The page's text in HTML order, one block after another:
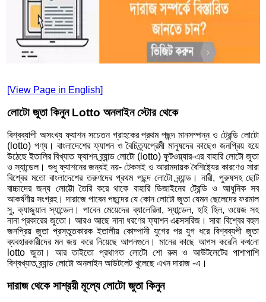
[View Page in English]
লোটো জুতা কিনুন Lotto অনলাইন স্টোর থেকে
বিশ্বব্যাপী অসংখ্য ফ্যাশন সচেতন গ্রাহকের প্রথম পছন্দ মানসম্পন্ন ও ট্রেন্ডি লোটো
(lotto) পণ্য। বাংলাদেশের ফ্যাশন ও বৈচিত্র্যপ্রেমী মানুষদের কাছেও জনপ্রিয় হয়ে
উঠেছে ইতালির বিখ্যাত ফ্যাশন ব্র্যান্ড লোটো (lotto) ফুটওয়্যার-এর বাহারি লোটো জুতা
ও স্যান্ডেল। শুধু ফ্যাশনের জন্যই নয়- টেকসই ও আরামদায়ক বৈশিষ্ট্যের কারণেও সারা
বিশ্বের মতো বাংলাদেশের তরুণদের প্রথম পছন্দ লোটো ব্র্যান্ড। নারী, পুরুষসহ ছোট
বাচ্চাদের জন্য লোট্টো তৈরি করে থাকে বাহারি ডিজাইনের ট্রেন্ডি ও আধুনিক সব
আকর্ষণীয় সংগ্রহ। দারাজে পাবেন পছন্দের যে কোন লোটো জুতা যেমন ছেলেদের ফরমাল
সু, ক্যাজুয়াল স্যান্ডেল। পাবেন মেয়েদের ব্যালেরিনা, স্যান্ডেল, হাই হিল, ওয়েজ সহ
নানা প্রকারের জুতো। আরও আছে নানা ধরণের ফ্যাশন এক্সেসরিজ। সারা বিশ্বের বহুল
জনপ্রিয় জুতা প্রস্তুতকারক ইতালীয় কোম্পানী যুগের পর যুগ ধরে বিশ্বব্যপী জুতা
ব্যবহারকারীদের মন জয় করে নিয়েছে আপনগুনে। মানের কাছে আপস করেনি কখনো
lotto জুতা। আর তাইতো প্রথাগত লোটো শো রুম ও আউটলেটের পাশাপাশি
বিশ্বখ্যাত ব্র্যান্ড লোটো অনলাইন আউটলেট খুলেছে এখন দারাজ -এ।
দারাজ থেকে সাশ্রয়ী মূল্যে লোটো জুতা কিনুন